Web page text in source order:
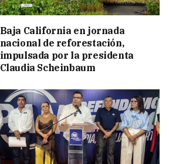
Baja California en jornada
nacional de reforestación,
impulsada por la presidenta
Claudia Scheinbaum